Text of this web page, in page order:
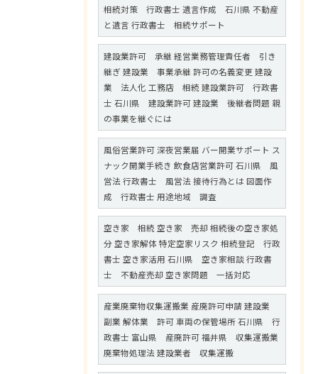
相続対策 行政書士 遺言作成 石川県 不動産
と遺言 行政書士 相続サポート
建設業許可 承継 経営業務管理責任者 引き
継ぎ 建設業 事業承継 許可の名義変更 建設
業 法人化 工務店 相続 建設業許可 行政書
士 石川県 建設業許可 建設業 後継者問題 親
の事業を継ぐには
風俗営業許可 深夜営業届 バー開業サポート ス
ナック開業手続き 飲食店営業許可 石川県 風
営法 行政書士 風営法 接待行為とは 図面作
成 行政書士 用途地域 調査
空き家 相続 空き家 売却 相続後の空き家処
分 空き家解体 特定空家リスク 相続登記 行政
書士 空き家活用 石川県 空き家相談 行政書
士 不動産売却 空き家問題 一括対応
産業廃棄物収集運搬業 産廃許可申請 建設業
副業 解体業 許可 車両の保管場所 石川県 行
政書士 富山県 産廃許可 福井県 収集運搬業
廃棄物処理法 建設業者 収集運搬